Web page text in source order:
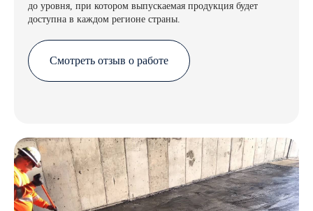
до уровня, при котором выпускаемая продукция будет
доступна в каждом регионе страны.
Смотреть отзыв о работе